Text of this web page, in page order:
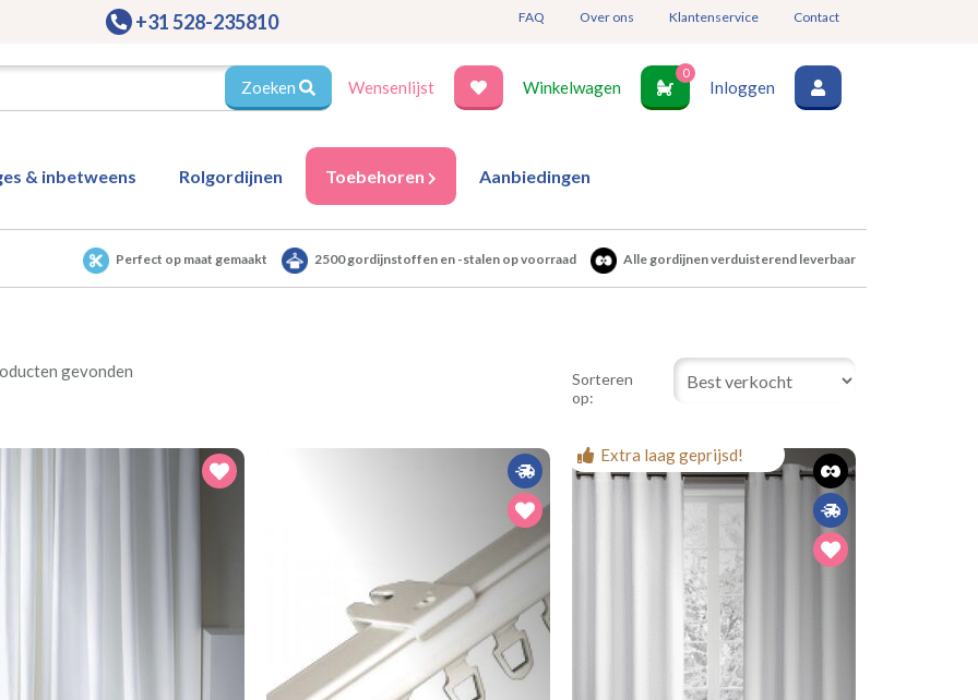
+31 528-235810 FAQ Over ons Klantenservice Contact
Zoeken Wensenlijst Winkelwagen
0
Inloggen
& inbetweens Rolgordijnen Toebehoren Aanbiedingen
Perfect op maat gemaakt 2500 gordijnstoffen en -stalen op voorraad Alle gordijnen verduisterend leverbaar
gevonden
Sorteren
op:
Extra laag geprijsd!